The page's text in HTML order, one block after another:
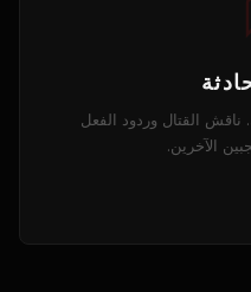
القتال وردود الفعل
الآخرين.